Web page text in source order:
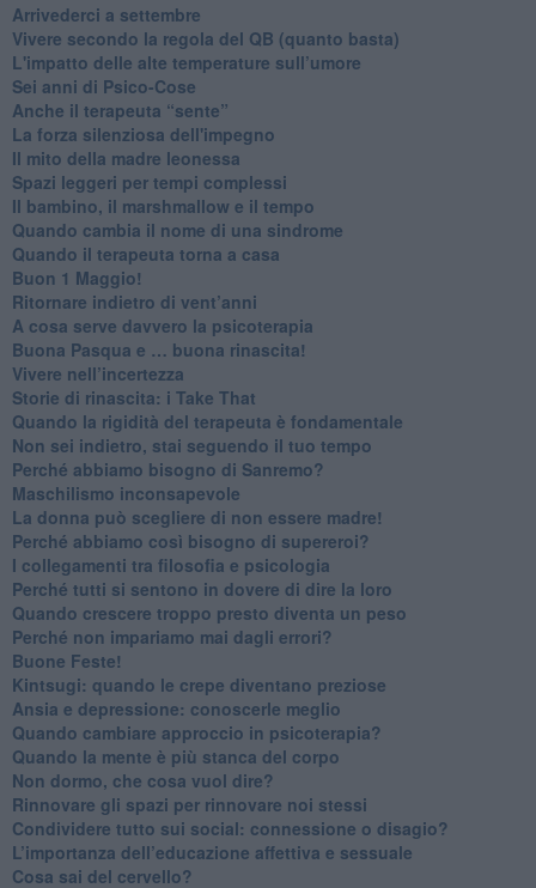
​Arrivederci a settembre
​Vivere secondo la regola del QB (quanto basta)
​L'impatto delle alte temperature sull’umore
Sei anni di Psico-Cose
​Anche il terapeuta “sente”
​La forza silenziosa dell'impegno
​Il mito della madre leonessa
Spazi leggeri per tempi complessi
Il bambino, il marshmallow e il tempo
​Quando cambia il nome di una sindrome
​Quando il terapeuta torna a casa
​Buon 1 Maggio!
Ritornare indietro di vent’anni
​A cosa serve davvero la psicoterapia
​Buona Pasqua e … buona rinascita!
​Vivere nell’incertezza
​Storie di rinascita: i Take That
​Quando la rigidità del terapeuta è fondamentale
​Non sei indietro, stai seguendo il tuo tempo
​Perché abbiamo bisogno di Sanremo?
​Maschilismo inconsapevole
​La donna può scegliere di non essere madre!
​Perché abbiamo così bisogno di supereroi?
​I collegamenti tra filosofia e psicologia
​Perché tutti si sentono in dovere di dire la loro
​Quando crescere troppo presto diventa un peso
​Perché non impariamo mai dagli errori?
​Buone Feste!
​Kintsugi: quando le crepe diventano preziose
Ansia e depressione: conoscerle meglio
Quando cambiare approccio in psicoterapia?
​Quando la mente è più stanca del corpo
Non dormo, che cosa vuol dire?
​Rinnovare gli spazi per rinnovare noi stessi
​Condividere tutto sui social: connessione o disagio?
​L’importanza dell’educazione affettiva e sessuale
​Cosa sai del cervello?